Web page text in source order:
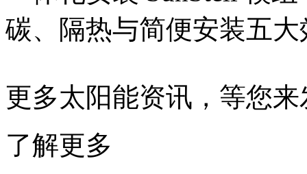
碳、隔热与简便安装五大
更多太阳能资讯，等您
了解更多